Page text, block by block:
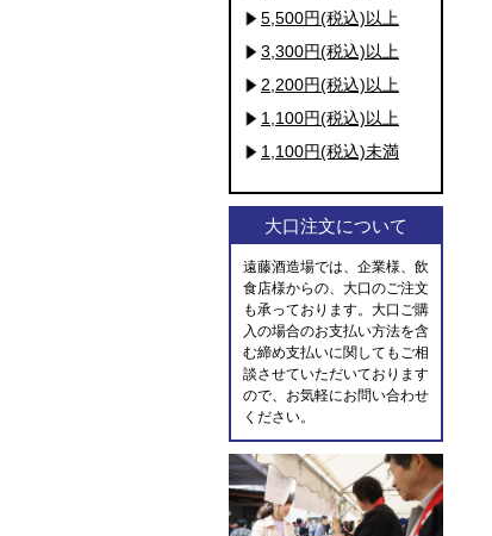
5,500円(税込)以上
3,300円(税込)以上
2,200円(税込)以上
1,100円(税込)以上
1,100円(税込)未満
大口注文について
遠藤酒造場では、企業様、飲
食店様からの、大口のご注文
も承っております。大口ご購
入の場合のお支払い方法を含
む締め支払いに関してもご相
談させていただいております
ので、お気軽にお問い合わせ
ください。